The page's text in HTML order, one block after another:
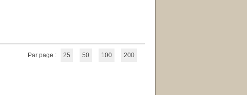
Par page : 25 50 100 200